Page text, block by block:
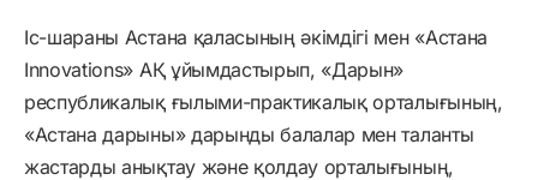
Іс-шараны Астана қаласының әкімдігі мен «Aстана
Innovations» АҚ ұйымдастырып, «Дарын»
республикалық ғылыми-практикалық орталығының,
«Астана дарыны» дарынды балалар мен таланты
жастарды анықтау және қолдау орталығының,